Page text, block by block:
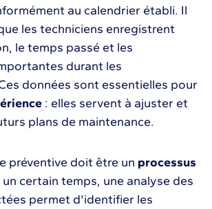
au calendrier établi. Il
les techniciens enregistrent
le temps passé et les
durant les
données sont essentielles pour
: elles servent à ajuster et
plans de maintenance.
préventive doit être un processus
certain temps, une analyse des
permet d'identifier les